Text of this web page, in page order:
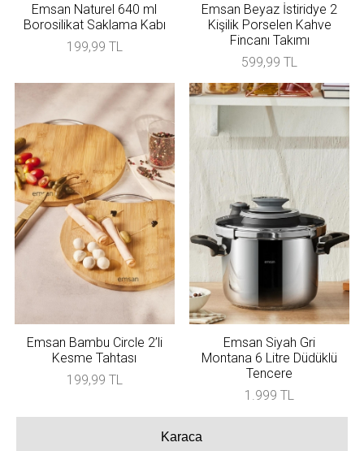
Emsan Naturel 640 ml
Borosilikat Saklama Kabı
199,99 TL
Emsan Beyaz İstiridye 2
Kişilik Porselen Kahve
Fincanı Takımı
599,99 TL
Emsan Bambu Circle 2’li
Kesme Tahtası
199,99 TL
Emsan Siyah Gri
Montana 6 Litre Düdüklü
Tencere
1.999 TL
Karaca